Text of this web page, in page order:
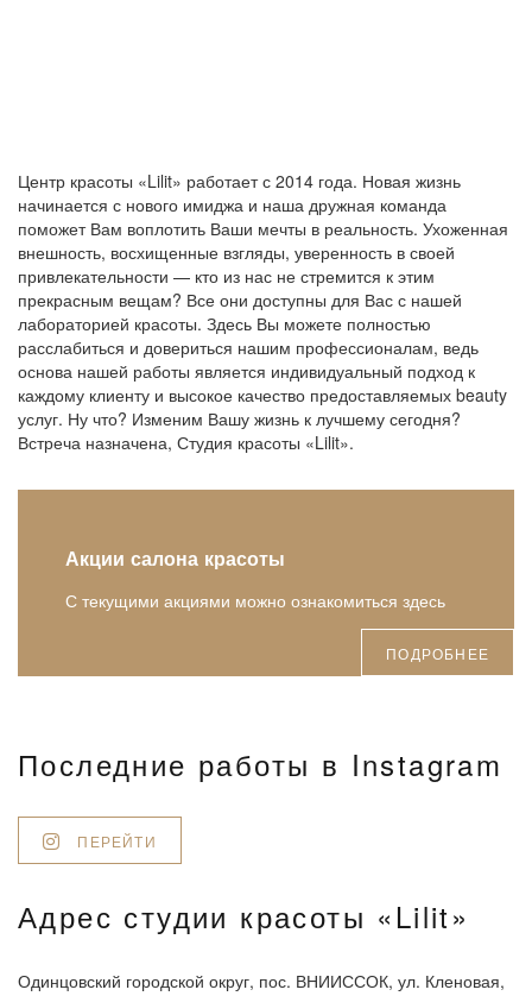
Центр красоты «Lilit» работает с 2014 года. Новая жизнь
начинается с нового имиджа и наша дружная команда
поможет Вам воплотить Ваши мечты в реальность. Ухоженная
внешность, восхищенные взгляды, уверенность в своей
привлекательности — кто из нас не стремится к этим
прекрасным вещам? Все они доступны для Вас с нашей
лабораторией красоты. Здесь Вы можете полностью
расслабиться и довериться нашим профессионалам, ведь
основа нашей работы является индивидуальный подход к
каждому клиенту и высокое качество предоставляемых beauty
услуг. Ну что? Изменим Вашу жизнь к лучшему сегодня?
Встреча назначена, Студия красоты «Lilit».
Акции салона красоты
С текущими акциями можно ознакомиться здесь
ПОДРОБНЕЕ
Последние работы в Instagram
ПЕРЕЙТИ
Адрес студии красоты «Lilit»
Одинцовский городской округ, пос. ВНИИССОК, ул. Кленовая,